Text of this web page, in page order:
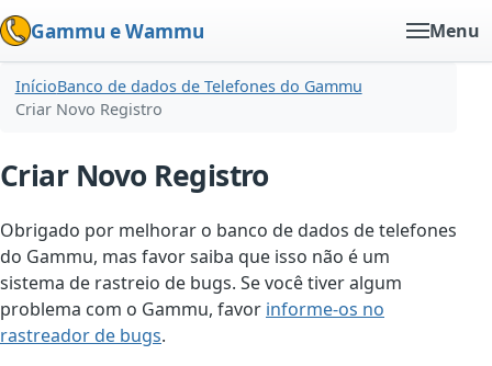
Gammu e Wammu Menu
InícioBanco de dados de Telefones do Gammu
Criar Novo Registro
Criar Novo Registro
Obrigado por melhorar o banco de dados de telefones
do Gammu, mas favor saiba que isso não é um
sistema de rastreio de bugs. Se você tiver algum
problema com o Gammu, favor informe-os no
rastreador de bugs.